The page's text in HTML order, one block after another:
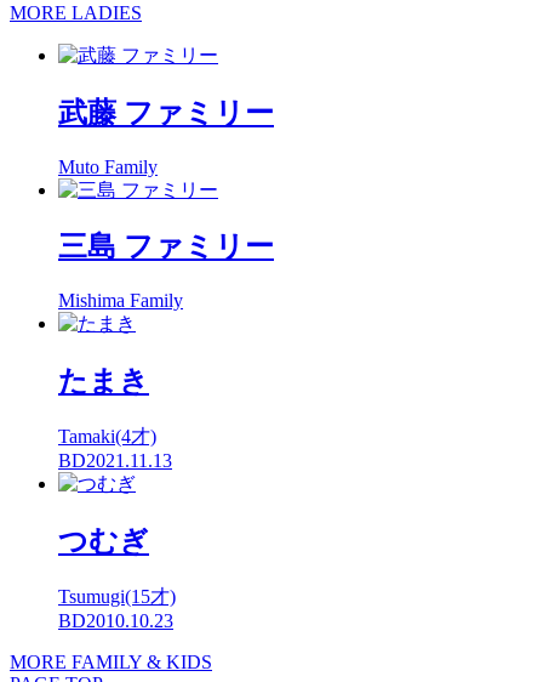
MORE LADIES
武藤 ファミリー
Muto Family
三島 ファミリー
Mishima Family
たまき
Tamaki(4才)
BD2021.11.13
つむぎ
Tsumugi(15才)
BD2010.10.23
MORE FAMILY & KIDS